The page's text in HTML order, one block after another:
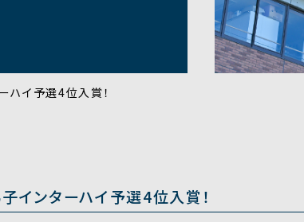
ハイ予選4位入賞！
子インターハイ予選4位入賞！